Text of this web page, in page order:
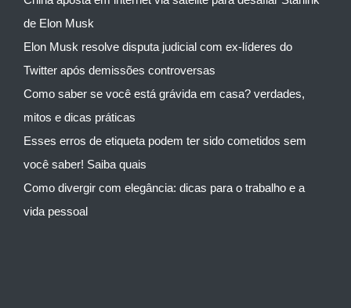
de Elon Musk
Elon Musk resolve disputa judicial com ex-líderes do
Twitter após demissões controversas
Como saber se você está grávida em casa? verdades,
mitos e dicas práticas
Esses erros de etiqueta podem ter sido cometidos sem
você saber! Saiba quais
Como divergir com elegância: dicas para o trabalho e a
vida pessoal